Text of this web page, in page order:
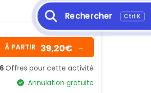
Á PARTIR 39,20€ →
Offres pour cette activité
Annulation gratuite
Rechercher Ctrl K